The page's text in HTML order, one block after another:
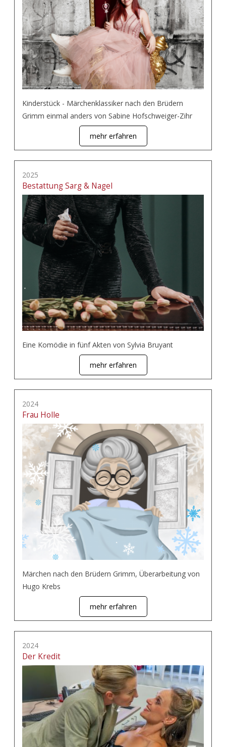
Kinderstück - Märchenklassiker nach den Brüdern
Grimm einmal anders von Sabine Hofschweiger-Zihr
mehr erfahren
2025
Bestattung Sarg & Nagel
Eine Komödie in fünf Akten von Sylvia Bruyant
mehr erfahren
2024
Frau Holle
Märchen nach den Brüdern Grimm, Überarbeitung von
Hugo Krebs
mehr erfahren
2024
Der Kredit